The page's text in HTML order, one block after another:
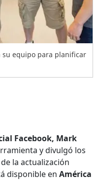
su equipo para planificar
Facebook, Mark
y divulgó los
la actualización
disponible en América